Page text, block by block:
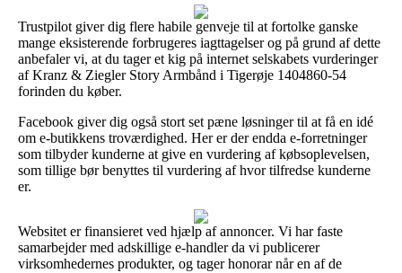
Trustpilot giver dig flere habile genveje til at fortolke ganske
mange eksisterende forbrugeres iagttagelser og på grund af dette
anbefaler vi, at du tager et kig på internet selskabets vurderinger
af Kranz & Ziegler Story Armbånd i Tigerøje 1404860-54
forinden du køber.
Facebook giver dig også stort set pæne løsninger til at få en idé
om e-butikkens troværdighed. Her er der endda e-forretninger
som tilbyder kunderne at give en vurdering af købsoplevelsen,
som tillige bør benyttes til vurdering af hvor tilfredse kunderne
er.
Websitet er finansieret ved hjælp af annoncer. Vi har faste
samarbejder med adskillige e-handler da vi publicerer
virksomhedernes produkter, og tager honorar når en af de